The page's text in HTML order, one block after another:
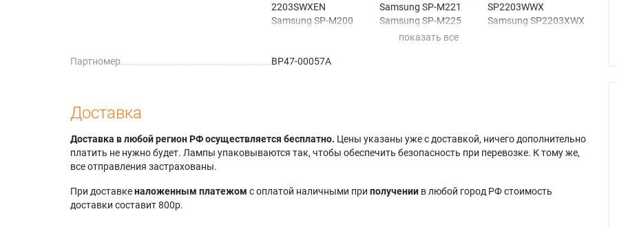
2203SWXEN
Samsung SP-M200
Samsung SP-M201
Samsung SP-M221
Samsung SP-M225
Samsung SP-M225/W
SP2203WWX
Samsung SP2203XWX
Партномер BP47-00057A
Доставка
Доставка в любой регион РФ осуществляется бесплатно. Цены указаны уже с доставкой, ничего дополнительно
платить не нужно будет. Лампы упаковываются так, чтобы обеспечить безопасность при перевозке. К тому же,
все отправления застрахованы.
При доставкеналоженным платежом с оплатой наличными при получении в любой город РФ стоимость
доставки составит 800р.